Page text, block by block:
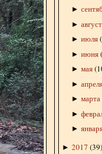
►
►
► июля(
► июня(
► мая(
►
► марта
►
►
► 2017 (39)